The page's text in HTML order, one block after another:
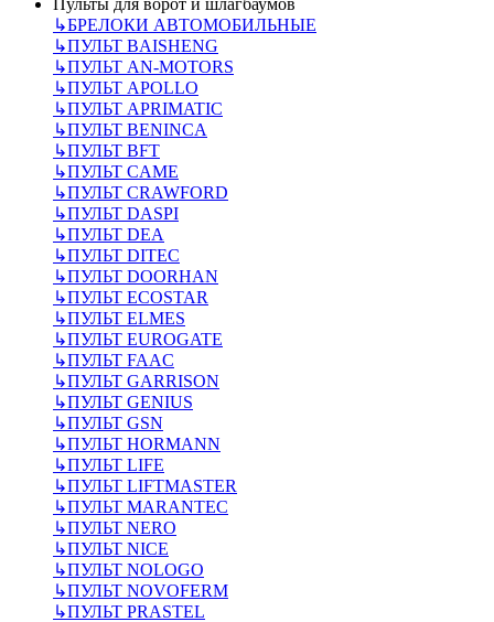
Пульты для ворот и шлагбаумов
↳БРЕЛОКИ АВТОМОБИЛЬНЫЕ
↳ПУЛЬТ BAISHENG
↳ПУЛЬТ AN-MOTORS
↳ПУЛЬТ APOLLO
↳ПУЛЬТ APRIMATIC
↳ПУЛЬТ BENINCA
↳ПУЛЬТ BFT
↳ПУЛЬТ CAME
↳ПУЛЬТ CRAWFORD
↳ПУЛЬТ DASPI
↳ПУЛЬТ DEA
↳ПУЛЬТ DITEC
↳ПУЛЬТ DOORHAN
↳ПУЛЬТ ECOSTAR
↳ПУЛЬТ ELMES
↳ПУЛЬТ EUROGATE
↳ПУЛЬТ FAAC
↳ПУЛЬТ GARRISON
↳ПУЛЬТ GENIUS
↳ПУЛЬТ GSN
↳ПУЛЬТ HORMANN
↳ПУЛЬТ LIFE
↳ПУЛЬТ LIFTMASTER
↳ПУЛЬТ MARANTEC
↳ПУЛЬТ NERO
↳ПУЛЬТ NICE
↳ПУЛЬТ NOLOGO
↳ПУЛЬТ NOVOFERM
↳ПУЛЬТ PRASTEL